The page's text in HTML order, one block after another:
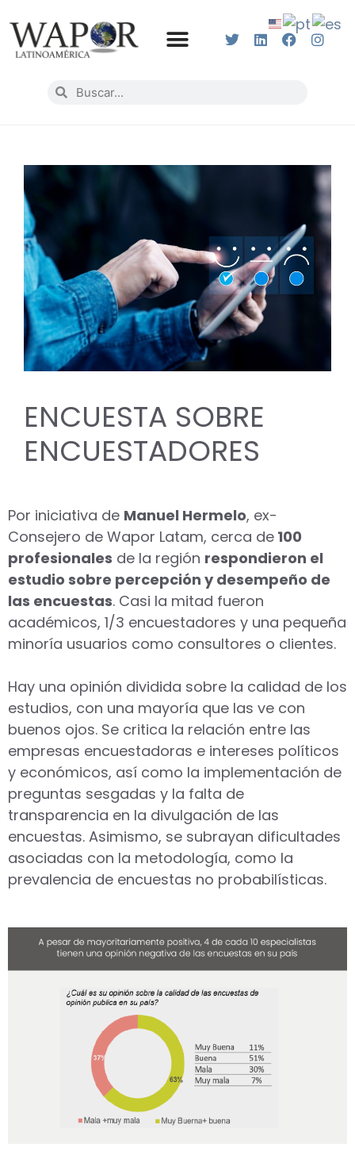
ENCUESTA SOBRE
ENCUESTADORES
Por iniciativa de Manuel Hermelo, ex-
Consejero de Wapor Latam, cerca de 100
profesionales de la región respondieron el
estudio sobre percepción y desempeño de
las encuestas. Casi la mitad fueron
académicos, 1/3 encuestadores y una pequeña
minoría usuarios como consultores o clientes.
Hay una opinión dividida sobre la calidad de los
estudios, con una mayoría que las ve con
buenos ojos. Se critica la relación entre las
empresas encuestadoras e intereses políticos
y económicos, así como la implementación de
preguntas sesgadas y la falta de
transparencia en la divulgación de las
encuestas. Asimismo, se subrayan dificultades
asociadas con la metodología, como la
prevalencia de encuestas no probabilísticas.